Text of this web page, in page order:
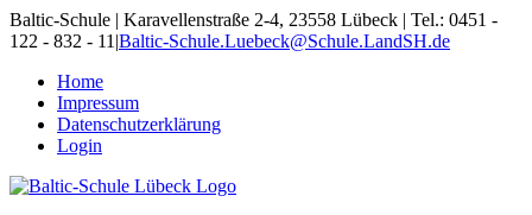
Skip
to
Baltic-Schule | Karavellenstraße 2-4, 23558 Lübeck | Tel.: 0451 -
122 - 832 - 11 |Baltic-Schule.Luebeck@Schule.LandSH.de
Home
Impressum
Datenschutzerklärung
Login